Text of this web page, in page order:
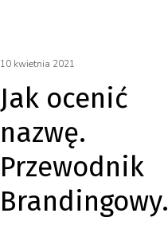
10 kwietnia 2021
Jak ocenić
nazwę.
Przewodnik
Brandingowy.